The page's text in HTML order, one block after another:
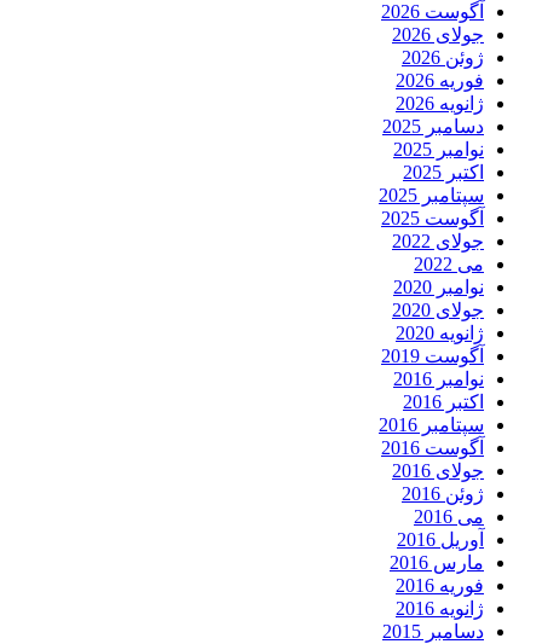
آگوست 2026
جولای 2026
ژوئن 2026
فوریه 2026
ژانویه 2026
دسامبر 2025
نوامبر 2025
اکتبر 2025
سپتامبر 2025
آگوست 2025
جولای 2022
می 2022
نوامبر 2020
جولای 2020
ژانویه 2020
آگوست 2019
نوامبر 2016
اکتبر 2016
سپتامبر 2016
آگوست 2016
جولای 2016
ژوئن 2016
می 2016
آوریل 2016
مارس 2016
فوریه 2016
ژانویه 2016
دسامبر 2015